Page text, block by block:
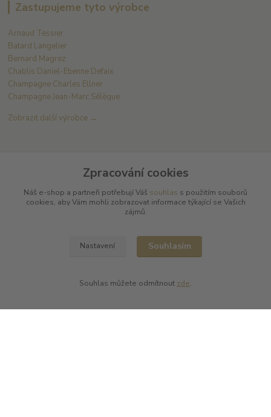
Zastupujeme tyto výrobce
Arnaud Tessier
Batard Langelier
Bernard Magrez
Chablis Daniel-Etienne Defaix
Champagne Charles Ellner
Champagne Jean-Marc Sélèque
Zobrazit další výrobce →
L PLUS - Miloslav Lerch
V Cibulkách 403/11
Zpracování cookies
Náš e-shop a partneři potřebují Váš souhlas s použitím souborů
cookies, aby Vám mohli zobrazovat informace týkající se Vašich
zájmů.
Nastavení Souhlasím
Souhlas můžete odmítnout zde.